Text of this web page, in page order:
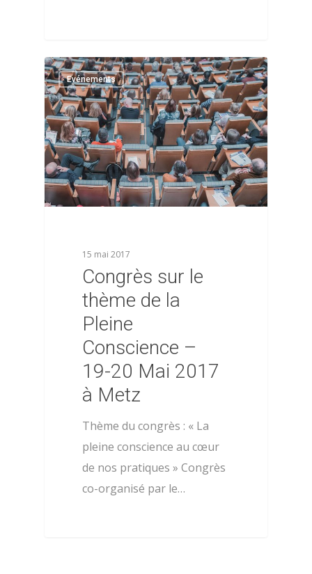
Evénements
15 mai 2017
Congrès sur le
thème de la
Pleine
Conscience –
19-20 Mai 2017
à Metz
Thème du congrès : « La
pleine conscience au cœur
de nos pratiques » Congrès
co-organisé par le…
0